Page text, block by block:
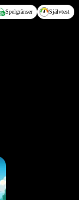
Spelgränser Självtest